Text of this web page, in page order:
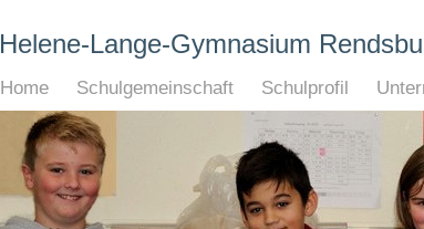
Helene-Lange-Gymnasium
Home Schulgemeinschaft Schulprofil